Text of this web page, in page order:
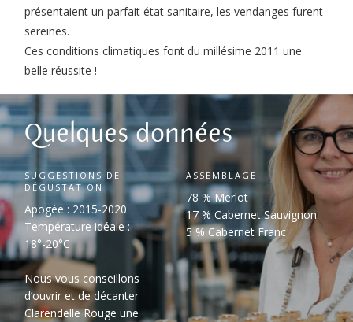
présentaient un parfait état sanitaire, les vendanges furent
sereines.
Ces conditions climatiques font du millésime 2011 une
belle réussite !
Quelques données
SUGGESTIONS DE
DÉGUSTATION
Apogée : 2015-2020
Température idéale :
18°-20°C
Nous vous conseillons
d’ouvrir et de décanter
Clarendelle Rouge une
ASSEMBLAGE
78 % Merlot
17 % Cabernet Sauvignon
5 % Cabernet Franc